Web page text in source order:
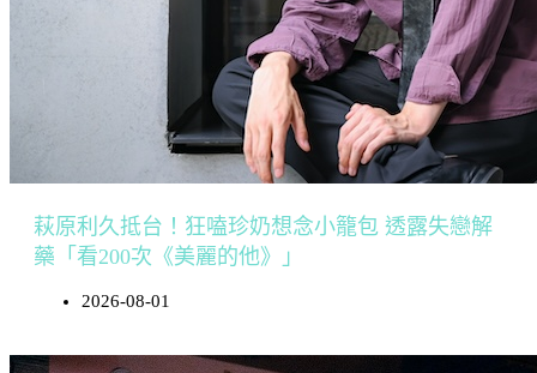
萩原利久抵台！狂嗑珍奶想念小籠包 透露失戀解
藥「看200次《美麗的他》」
2026-08-01